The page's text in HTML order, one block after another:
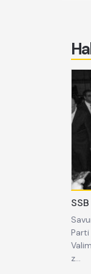
Parti
z...